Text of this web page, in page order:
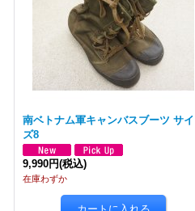
南ベトナム軍キャンバスブーツ サイ
ズ8
9,990円(税込)
在庫わずか